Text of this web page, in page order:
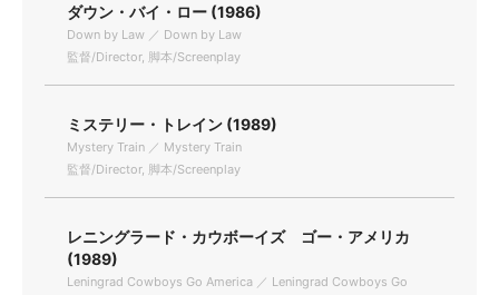
ダウン・バイ・ロー (1986)
Down by Law ／ Down by Law
監督/Director, 脚本/Screenplay
ミステリー・トレイン (1989)
Mystery Train ／ Mystery Train
監督/Director, 脚本/Screenplay
レニングラード・カウボーイズ ゴー・アメリカ
(1989)
Leningrad Cowboys Go America ／ Leningrad Cowboys Go